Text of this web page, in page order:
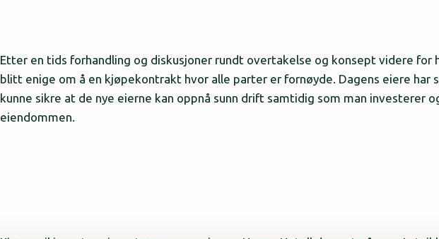
Etter en tids forhandling og diskusjoner rundt overtakelse og konsept videre for
blitt enige om å en kjøpekontrakt hvor alle parter er fornøyde. Dagens eiere har
kunne sikre at de nye eierne kan oppnå sunn drift samtidig som man investerer
eiendommen.